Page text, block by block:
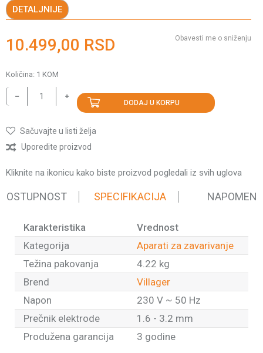
DETALJNIJE
10.499,00 RSD Obavesti me o sniženju
Količina: 1 KOM
DODAJ U KORPU
Sačuvajte u listi želja
Uporedite proizvod
Kliknite na ikonicu kako biste proizvod pogledali iz svih uglova
SPECIFIKACIJA NAPOMENA
Karakteristika
Vrednost
Kategorija
Aparati za zavarivanje
Težina pakovanja
4.22 kg
Brend
Villager
Napon
230 V ~ 50 Hz
Prečnik elektrode
1.6 - 3.2 mm
Produžena garancija
3 godine